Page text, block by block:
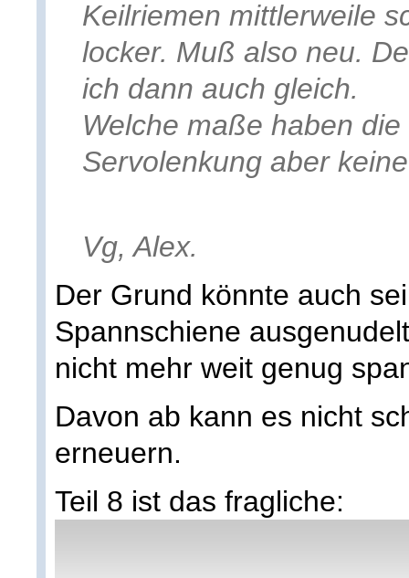
Keilriemen mittlerweile
locker. Muß also neu.
ich dann auch gleich.
Welche maße haben
Servolenkung aber
Vg, Alex.
Der Grund könnte auch
Spannschiene
nicht mehr weit genug
Davon ab kann es nicht
erneuern.
Teil 8 ist das fragliche: